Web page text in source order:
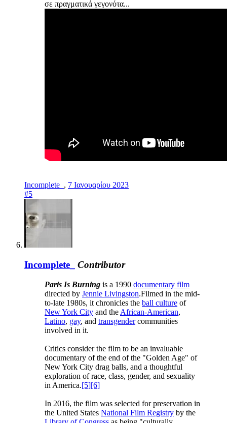
σε πραγματικά γεγονότα...
Incomplete_ , 7 Ιανουαρίου 2023
#5
Incomplete_ Contributor
Paris Is Burning is a 1990 documentary film
directed by Jennie Livingston.Filmed in the mid-
to-late 1980s, it chronicles the ball culture of
New York City and the African-American,
Latino, gay, and transgendercommunities
involved in it.
Critics consider the film to be an invaluable
documentary of the end of the "Golden Age" of
New York City drag balls, and a thoughtful
exploration of race, class, gender, and sexuality
in America.[5][6]
In 2016, the film was selected for preservation in
the United States National Film Registry by the